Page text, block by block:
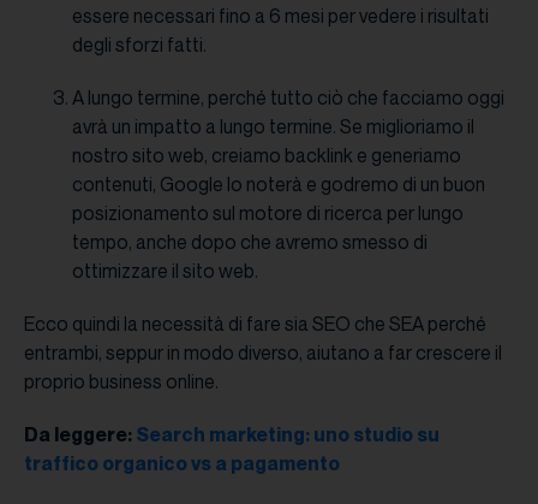
essere necessari fino a 6 mesi per vedere i risultati
degli sforzi fatti.
A lungo termine, perché tutto ciò che facciamo oggi
avrà un impatto a lungo termine. Se miglioriamo il
nostro sito web, creiamo backlink e generiamo
contenuti, Google lo noterà e godremo di un buon
posizionamento sul motore di ricerca per lungo
tempo, anche dopo che avremo smesso di
ottimizzare il sito web.
Ecco quindi la necessità di fare sia SEO che SEA perché
entrambi, seppur in modo diverso, aiutano a far crescere il
proprio business online.
Da leggere: Search marketing: uno studio su
traffico organico vs a pagamento